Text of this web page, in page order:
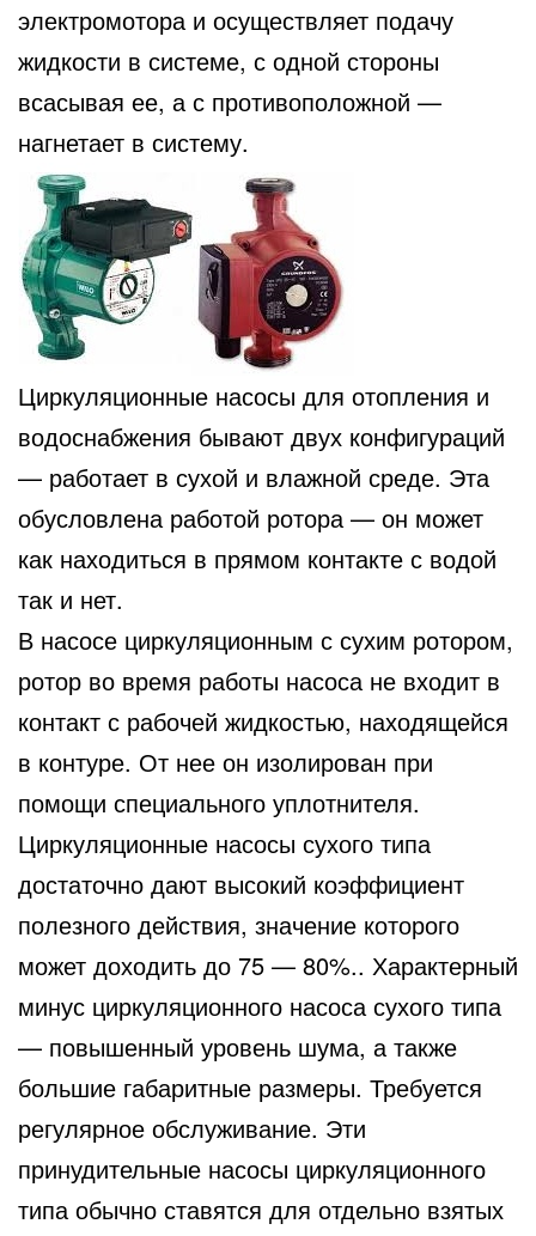
электромотора и осуществляет подачу
жидкости в системе, с одной стороны
всасывая ее, а с противоположной —
нагнетает в систему.
Циркуляционные насосы для отопления и
водоснабжения бывают двух конфигураций
— работает в сухой и влажной среде. Эта
обусловлена работой ротора — он может
как находиться в прямом контакте с водой
так и нет.
В насосе циркуляционным с сухим ротором,
ротор во время работы насоса не входит в
контакт с рабочей жидкостью, находящейся
в контуре. От нее он изолирован при
помощи специального уплотнителя.
Циркуляционные насосы сухого типа
достаточно дают высокий коэффициент
полезного действия, значение которого
может доходить до 75 — 80%.. Характерный
минус циркуляционного насоса сухого типа
— повышенный уровень шума, а также
большие габаритные размеры. Требуется
регулярное обслуживание. Эти
принудительные насосы циркуляционного
типа обычно ставятся для отдельно взятых